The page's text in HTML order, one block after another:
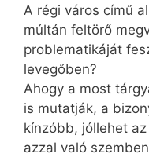
A régi város című
múltán feltörő
problematikáját
levegőben?
Ahogy a most
is mutatják, a
kínzóbb, jóllehet
azzal való